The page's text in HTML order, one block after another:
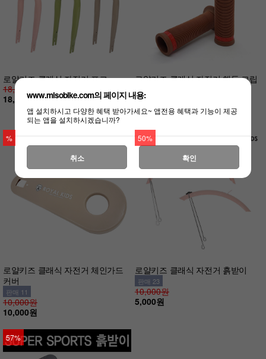
로얄키즈 클래식 자전거 포크
18,000원
18,000원
로얄키즈 클래식 자전거 핸들 그립
판매 67
9,000원
(품절)
%
로얄키즈 클래식 자전거 체인가드
커버
판매 11
10,000원
10,000원
50%
로얄키즈 클래식 자전거 흙받이
판매 23
10,000원
5,000원
57%
www.misobike.com의 페이지 내용:
앱 설치하시고 다양한 혜택 받아가세요~ 앱전용 혜택과 기능이 제공
되는 앱을 설치하시겠습니까?
취소 확인